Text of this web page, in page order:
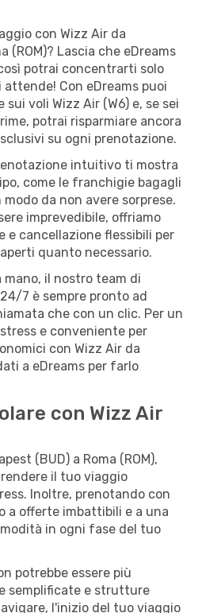
con Wizz Air da
(ROM)? Lascia che eDreams
potrai concentrarti solo
Con eDreams puoi
voli Wizz Air (W6) e, se sei
potrai risparmiare ancora
su ogni prenotazione.
intuitivo ti mostra
come le franchigie bagagli
da non avere sorprese.
imprevedibile, offriamo
e cancellazione flessibili per
quanto necessario.
mano, il nostro team di
7 è sempre pronto ad
che con un clic. Per un
e conveniente per
con Wizz Air da
a eDreams per farlo
con Wizz Air
(BUD) a Roma (ROM),
il tuo viaggio
Inoltre, prenotando con
a offerte imbattibili e a una
in ogni fase del tuo
potrebbe essere più
semplificate e strutture
l'inizio del tuo viaggio